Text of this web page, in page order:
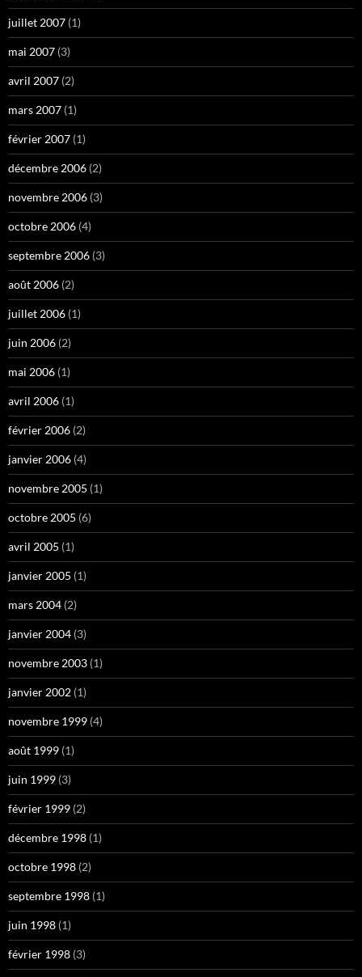
juillet 2007 (1)
mai 2007 (3)
avril 2007 (2)
mars 2007 (1)
février 2007 (1)
décembre 2006 (2)
novembre 2006 (3)
octobre 2006 (4)
septembre 2006 (3)
août 2006 (2)
juillet 2006 (1)
juin 2006 (2)
mai 2006 (1)
avril 2006 (1)
février 2006 (2)
janvier 2006 (4)
novembre 2005 (1)
octobre 2005 (6)
avril 2005 (1)
janvier 2005 (1)
mars 2004 (2)
janvier 2004 (3)
novembre 2003 (1)
janvier 2002 (1)
novembre 1999 (4)
août 1999 (1)
juin 1999 (3)
février 1999 (2)
décembre 1998 (1)
octobre 1998 (2)
septembre 1998 (1)
juin 1998 (1)
février 1998 (3)